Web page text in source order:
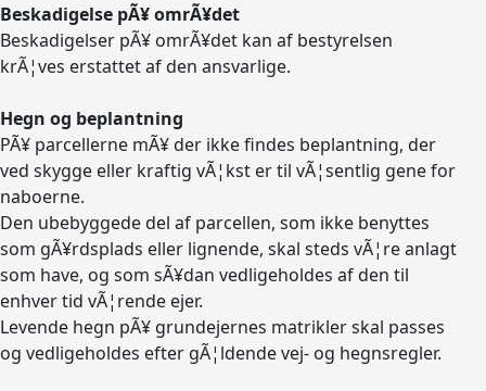
Beskadigelse pÃ¥ omrÃ¥det
Beskadigelser pÃ¥ omrÃ¥det kan af bestyrelsen
krÃ¦ves erstattet af den ansvarlige.
Hegn og beplantning
PÃ¥ parcellerne mÃ¥ der ikke findes beplantning, der
ved skygge eller kraftig vÃ¦kst er til vÃ¦sentlig gene for
naboerne.
Den ubebyggede del af parcellen, som ikke benyttes
som gÃ¥rdsplads eller lignende, skal steds vÃ¦re anlagt
som have, og som sÃ¥dan vedligeholdes af den til
enhver tid vÃ¦rende ejer.
Levende hegn pÃ¥ grundejernes matrikler skal passes
og vedligeholdes efter gÃ¦ldende vej- og hegnsregler.